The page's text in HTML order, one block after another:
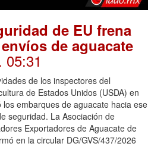
de EU frena
de aguacate
. 05:31
de los inspectores del
de Estados Unidos (USDA) en
embarques de aguacate hacia ese
seguridad. La Asociación de
Exportadores de Aguacate de
en la circular DG/GVS/437/2026